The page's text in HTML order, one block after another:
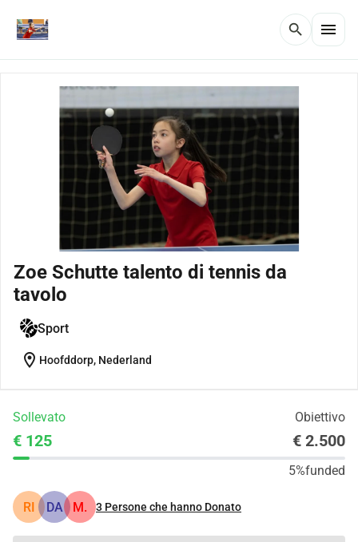
search menu
Zoe Schutte talento di tennis da
tavolo
Sport
location_on Hoofddorp, Nederland
Sollevato Obiettivo
€ 125 € 2.500
5%funded
RI DA M. 3 Persone che hanno Donato